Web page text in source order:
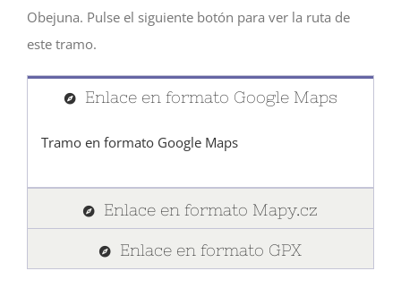
Obejuna. Pulse el siguiente botón para ver la ruta de
este tramo.
Enlace en formato Google Maps
Tramo en formato Google Maps
Enlace en formato Mapy.cz
Enlace en formato GPX